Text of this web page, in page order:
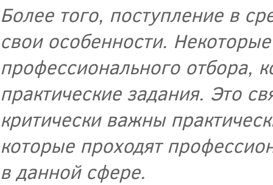
Более того, поступление в
свои особенности.
профессионального отбора,
практические задания. Это
критически важны
которые проходят
в данной сфере.